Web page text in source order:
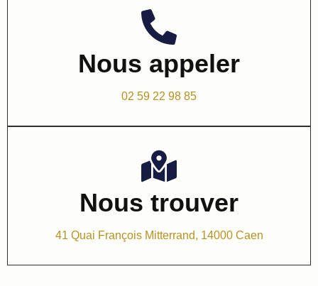
Nous appeler
02 59 22 98 85
Nous trouver
41 Quai François Mitterrand, 14000 Caen